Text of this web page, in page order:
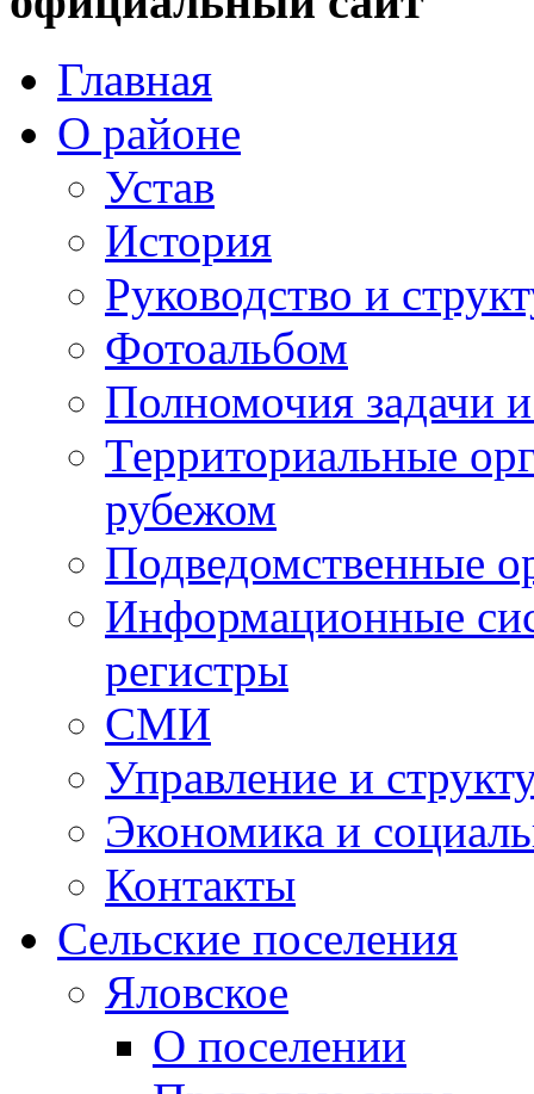
Главная
О районе
Устав
История
Руководство и
Фотоальбом
Полномочия задачи
Территориальные
рубежом
Подведомственные
Информационные
регистры
СМИ
Управление и
Экономика и
Контакты
Сельские поселения
Яловское
О поселении